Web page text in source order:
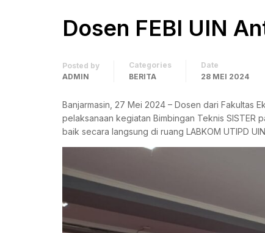
Dosen FEBI UIN
Posted by
ADMIN
Categories
BERITA
Date
28 MEI 2024
Banjarmasin, 27 Mei 2024 – Dosen dari Fakultas
pelaksanaan kegiatan Bimbingan Teknis
baik secara langsung di ruang LABKOM UTIPD